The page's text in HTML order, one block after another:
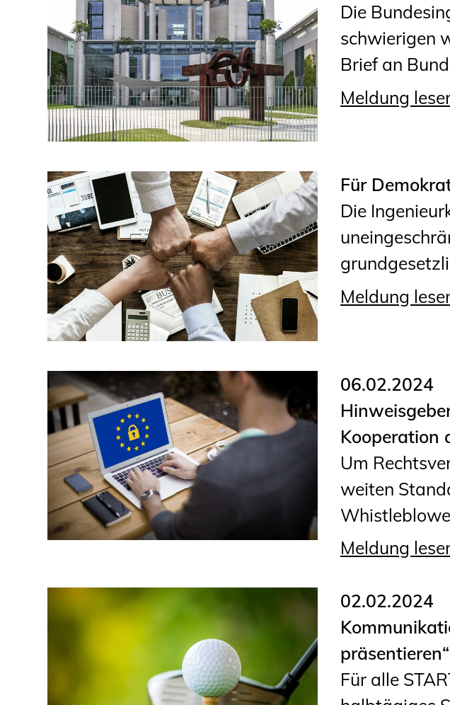
Die
schwierigen
Brief an
Meldung
Für
Die
Meldung
06.02.2024
Kooperation
Um
weiten
Meldung
02.02.2024
Für alle